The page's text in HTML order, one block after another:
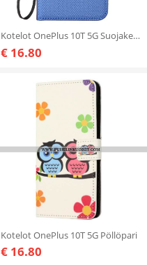
Kotelot OnePlus 10T 5G Suojaketju Kuori Tyylikäs Strappy Faux Leather
€ 16.80
Kotelot OnePlus 10T 5G Pöllöpari
€ 16.80